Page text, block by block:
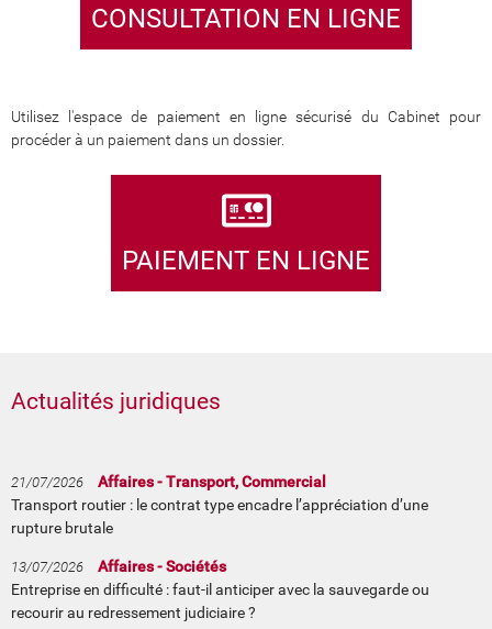
CONSULTATION EN LIGNE
Utilisez l'espace de paiement en ligne sécurisé du Cabinet pour
procéder à un paiement dans un dossier.
PAIEMENT EN LIGNE
Actualités juridiques
21/07/2026
Affaires - Transport, Commercial
Transport routier : le contrat type encadre l’appréciation d’une
rupture brutale
13/07/2026
Affaires - Sociétés
Entreprise en difficulté : faut-il anticiper avec la sauvegarde ou
recourir au redressement judiciaire ?